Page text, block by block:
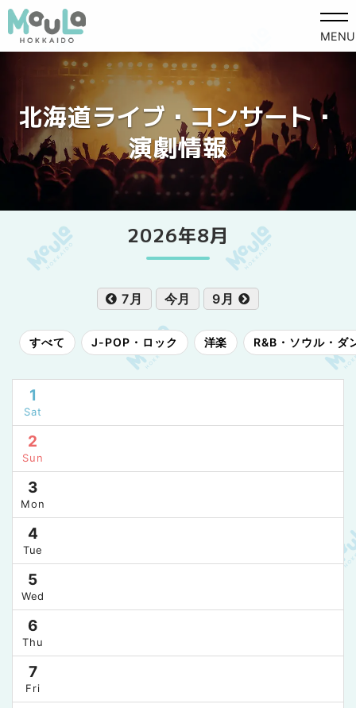
MENU
北海道ライブ・コンサート・
演劇情報
2026年8月
7月 今月 9月
すべて J-POP・ロック 洋楽 R&B・ソウル・ダ
1
Sat
2
Sun
3
Mon
4
Tue
5
Wed
6
Thu
7
Fri